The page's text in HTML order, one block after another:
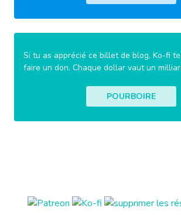
Si tu as apprécié ce billet de blog, Ko-fi
faire un don. Chaque dollar vaut un
POURBOIRE